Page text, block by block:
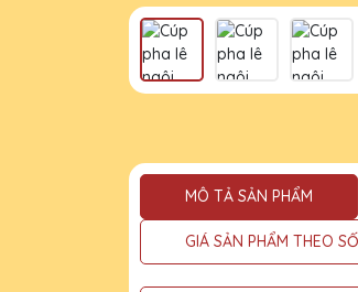
MÔ TẢ SẢN PHẨM
GIÁ SẢN PHẨM THEO